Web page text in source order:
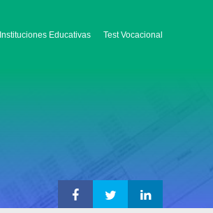
Instituciones Educativas Test Vocacional